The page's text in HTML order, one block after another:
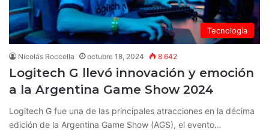
Tecnología
Nicolás Roccella octubre 18, 2024 8.642
Logitech G llevó innovación y emoción
a la Argentina Game Show 2024
Logitech G fue una de las principales atracciones en la décima
edición de la Argentina Game Show (AGS), el evento…